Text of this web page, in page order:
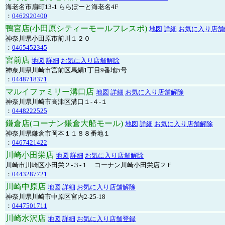
海老名市扇町13-1 ららぽーと海老名4F
： 0462920400
鴨宮店(小田原シティーモールフレスポ) 地図 詳細 お気に入り店
神奈川県小田原市前川１２０
： 0465452345
宮前店 地図 詳細 お気に入り店舗解除
神奈川県川崎市宮前区馬絹1丁目9番地5号
： 0448718371
マルイファミリー溝口店 地図 詳細 お気に入り店舗解除
神奈川県川崎市高津区溝口１-４-１
： 0448222525
鎌倉店(コーナン鎌倉大船モール) 地図 詳細 お気に入り店舗解除
神奈川県鎌倉市岡本１１８８番地１
： 0467421422
川崎小田栄店 地図 詳細 お気に入り店舗解除
川崎市川崎区小田栄２‐３‐１ コーナン川崎小田栄店２Ｆ
： 0443287721
川崎中原店 地図 詳細 お気に入り店舗解除
神奈川県川崎市中原区宮内2-25-18
： 0447501711
川崎水沢店 地図 詳細 お気に入り店舗登録